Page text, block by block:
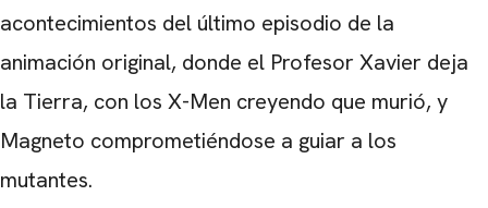
acontecimientos del último episodio de la
animación original, donde el Profesor Xavier deja
la Tierra, con los X-Men creyendo que murió, y
Magneto comprometiéndose a guiar a los
mutantes.